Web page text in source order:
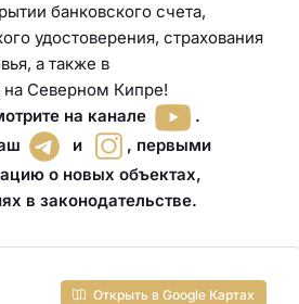
банковского счета,
удостоверения, страхования
, а также в
на Северном Кипре!
на канале
.
и , первыми
о новых объектах,
в законодательстве.
Открыть в Google Картах